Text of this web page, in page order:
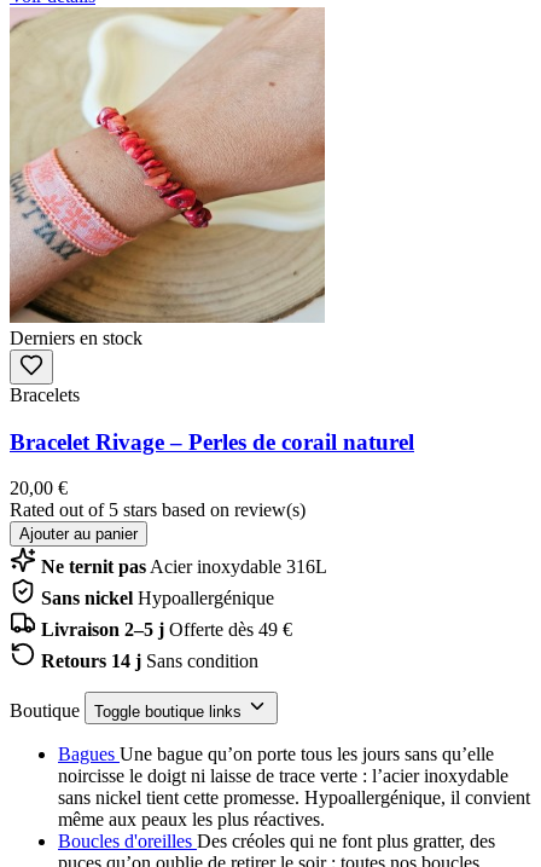
Derniers en stock
Bracelets
Bracelet Rivage – Perles de corail naturel
20,00 €
Rated out of 5 stars based on review(s)
Ajouter au panier
Ne ternit pas Acier inoxydable 316L
Sans nickel Hypoallergénique
Livraison 2–5 j Offerte dès 49 €
Retours 14 j Sans condition
Boutique Toggle boutique links
Bagues Une bague qu’on porte tous les jours sans qu’elle
noircisse le doigt ni laisse de trace verte : l’acier inoxydable
sans nickel tient cette promesse. Hypoallergénique, il convient
même aux peaux les plus réactives.
Boucles d'oreilles Des créoles qui ne font plus gratter, des